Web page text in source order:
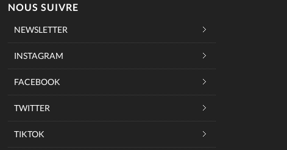
NOUS SUIVRE
NEWSLETTER
INSTAGRAM
FACEBOOK
TWITTER
TIKTOK